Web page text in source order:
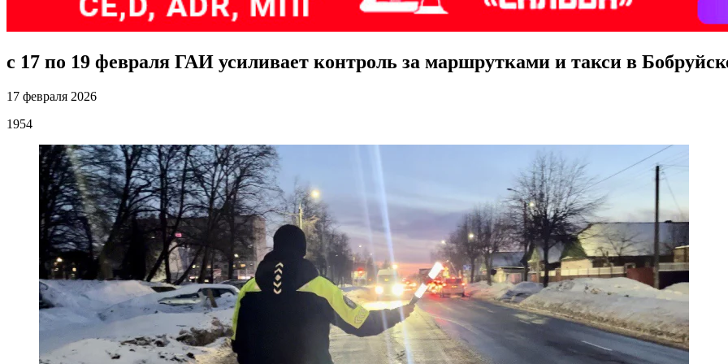
с 17 по 19 февраля ГАИ усиливает контроль за маршрутками и такси в
17 февраля 2026
1954